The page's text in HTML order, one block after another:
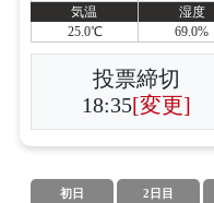
気温
湿度
25.0℃
69.0%
投票締切
18:35[変更]
初日 2日目